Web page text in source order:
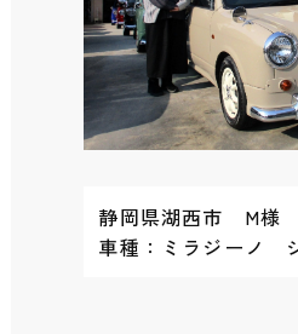
静岡県湖西市 M様
車種：ミラジーノ